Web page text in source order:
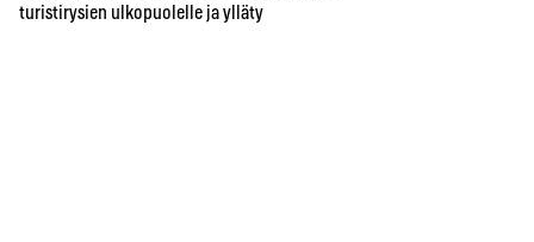
turistirysien ulkopuolelle ja ylläty